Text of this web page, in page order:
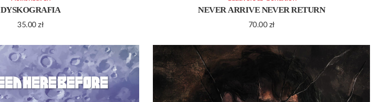
DYSKOGRAFIA
35.00zł
NEVER ARRIVE NEVER RETURN
70.00 zł